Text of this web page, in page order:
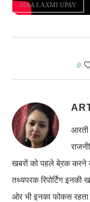
MAA LAXMI UPAY
0
आरती
खबरों को पहले बे्रक करने
तथ्यपरक रिपोर्टिंग
ओर भी इनका फोकस रहता